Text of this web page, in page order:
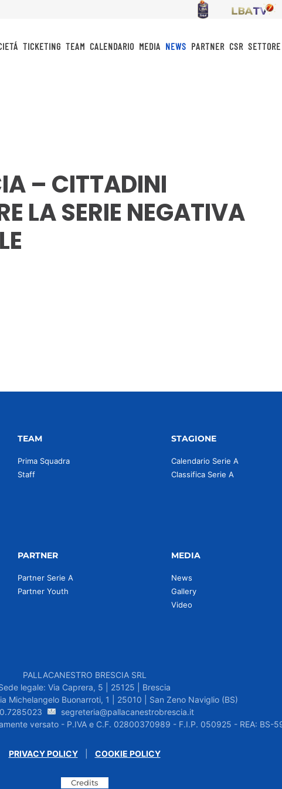
TICKETING TEAM CALENDARIO MEDIA NEWS PARTNER CSR
– CITTADINI
LA SERIE NEGATIVA
TEAM
Prima Squadra
Staff
STAGIONE
Calendario Serie A
Classifica Serie A
PARTNER
Partner Serie A
Partner Youth
MEDIA
News
Gallery
Video
PALLACANESTRO BRESCIA SRL
legale: Via Caprera, 5 | 25125 | Brescia
Michelangelo Buonarroti, 1 | 25010 | San Zeno Naviglio (BS)
segreteria@pallacanestrobrescia.it
versato - P.IVA e C.F. 02800370989 - F.I.P. 050925 - REA: BS-
PRIVACY POLICY| COOKIE POLICY
Credits